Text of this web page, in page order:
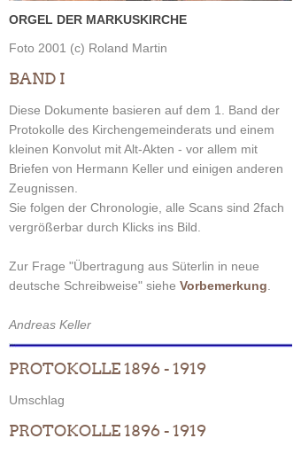
ORGEL DER MARKUSKIRCHE
Foto 2001 (c) Roland Martin
BAND I
Diese Dokumente basieren auf dem 1. Band der
Protokolle des Kirchengemeinderats und einem
kleinen Konvolut mit Alt-Akten - vor allem mit
Briefen von Hermann Keller und einigen anderen
Zeugnissen.
Sie folgen der Chronologie, alle Scans sind 2fach
vergrößerbar durch Klicks ins Bild.
Zur Frage "Übertragung aus Süterlin in neue
deutsche Schreibweise" siehe Vorbemerkung
Andreas Keller
PROTOKOLLE 1896 - 1919
Umschlag
PROTOKOLLE 1896 - 1919